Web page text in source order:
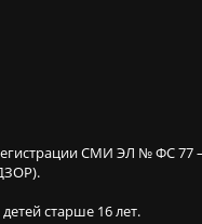
СМИ ЭЛ № ФС 77
детей старше 16 лет.